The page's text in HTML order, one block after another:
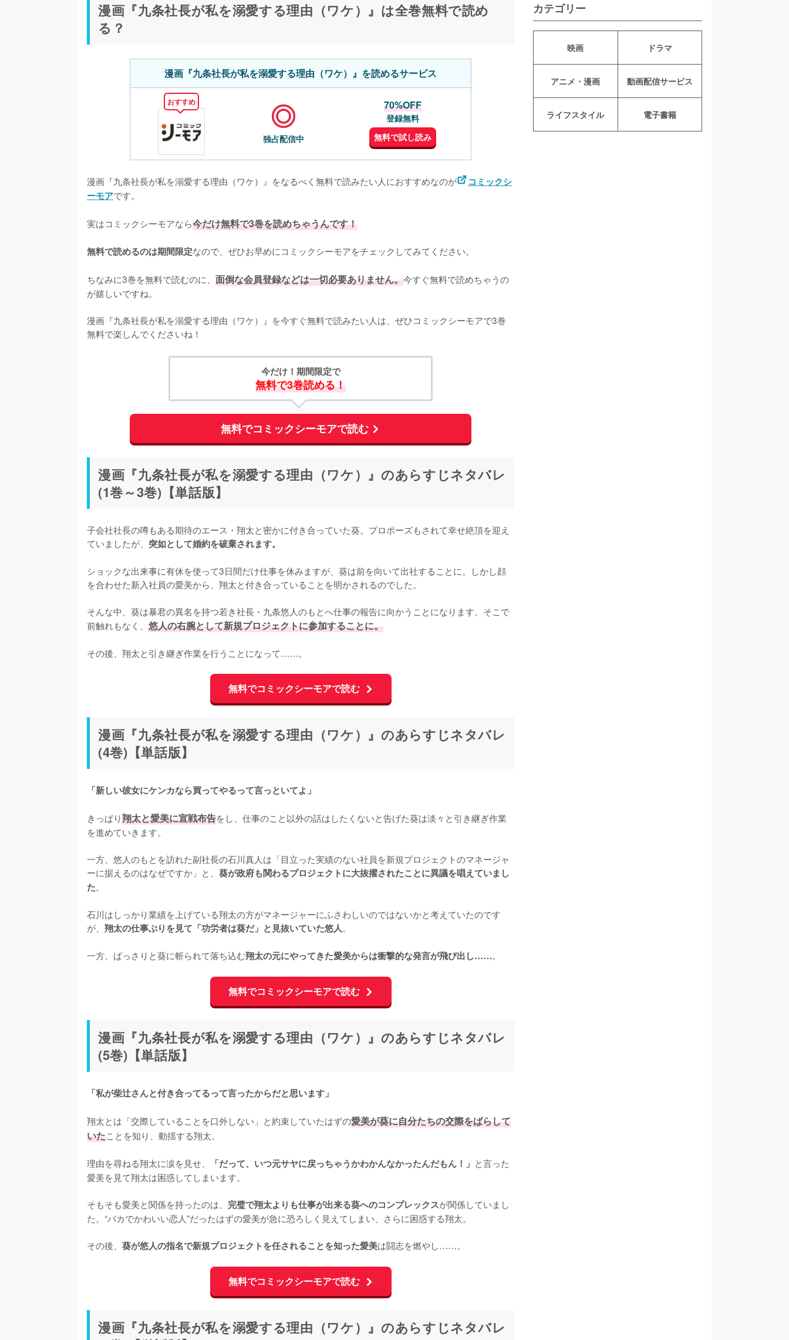
漫画『九条社長が私を溺愛する理由（ワケ）』は全巻無料で読め
る？
漫画『九条社長が私を溺愛する理由（ワケ）』を読めるサービス
おすすめ
独占配信中
70%OFF
登録無料
無料で試し読み
漫画『九条社長が私を溺愛する理由（ワケ）』をなるべく無料で読みたい人におすすめなのが
コミックシ
ーモアです。
実はコミックシーモアなら今だけ無料で3巻を読めちゃうんです！
無料で読めるのは期間限定なので、ぜひお早めにコミックシーモアをチェックしてみてください。
ちなみに3巻を無料で読むのに、 面倒な会員登録などは一切必要ありません。今すぐ無料で読めちゃうの
が嬉しいですね。
漫画『九条社長が私を溺愛する理由（ワケ）』を今すぐ無料で読みたい人は、ぜひコミックシーモアで3巻
無料で楽しんでくださいね！
今だけ！期間限定で
無料で3巻読める！
無料でコミックシーモアで読む
漫画『九条社長が私を溺愛する理由（ワケ）』のあらすじネタバレ
(1巻～3巻)【単話版】
子会社社長の噂もある期待のエース・翔太と密かに付き合っていた葵。プロポーズもされて幸せ絶頂を迎え
ていましたが、 突如として婚約を破棄されます。
ショックな出来事に有休を使って3日間だけ仕事を休みますが、葵は前を向いて出社することに。しかし顔
を合わせた新入社員の愛美から、翔太と付き合っていることを明かされるのでした。
そんな中、葵は暴君の異名を持つ若き社長・九条悠人のもとへ仕事の報告に向かうことになります。そこで
前触れもなく、 悠人の右腕として新規プロジェクトに参加することに。
その後、翔太と引き継ぎ作業を行うことになって……。
無料でコミックシーモアで読む
漫画『九条社長が私を溺愛する理由（ワケ）』のあらすじネタバレ
(4巻)【単話版】
「新しい彼女にケンカなら買ってやるって言っといてよ」
きっぱり翔太と愛美に宣戦布告をし、仕事のこと以外の話はしたくないと告げた葵は淡々と引き継ぎ作業
を進めていきます。
一方、悠人のもとを訪れた副社長の石川真人は「目立った実績のない社員を新規プロジェクトのマネージャ
ーに据えるのはなぜですか」と、 葵が政府も関わるプロジェクトに大抜擢されたことに異議を唱えていまし
た。
石川はしっかり業績を上げている翔太の方がマネージャーにふさわしいのではないかと考えていたのです
が、 翔太の仕事ぶりを見て「功労者は葵だ」と見抜いていた悠人。
一方、ばっさりと葵に斬られて落ち込む翔太の元にやってきた愛美からは衝撃的な発言が飛び出し……。
無料でコミックシーモアで読む
漫画『九条社長が私を溺愛する理由（ワケ）』のあらすじネタバレ
(5巻)【単話版】
「私が柴辻さんと付き合ってるって言ったからだと思います」
翔太とは「交際していることを口外しない」と約束していたはずの愛美が葵に自分たちの交際をばらして
いたことを知り、動揺する翔太。
理由を尋ねる翔太に涙を見せ、 「だって、いつ元サヤに戻っちゃうかわかんなかったんだもん！」 と言った
愛美を見て翔太は困惑してしまいます。
そもそも愛美と関係を持ったのは、 完璧で翔太よりも仕事が出来る葵へのコンプレックスが関係していまし
た。“バカでかわいい恋人”だったはずの愛美が急に恐ろしく見えてしまい、さらに困惑する翔太。
その後、 葵が悠人の指名で新規プロジェクトを任されることを知った愛美は闘志を燃やし……。
無料でコミックシーモアで読む
漫画『九条社長が私を溺愛する理由（ワケ）』のあらすじネタバレ
カテゴリー
映画 ドラマ
アニメ・漫画 動画配信サービス
ライフスタイル 電子書籍